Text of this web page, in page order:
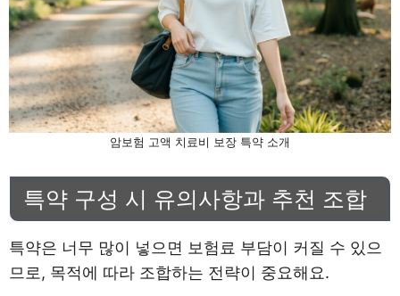
암보험 고액 치료비 보장 특약 소개
특약 구성 시 유의사항과 추천 조합
특약은 너무 많이 넣으면 보험료 부담이 커질 수 있으
므로, 목적에 따라 조합하는 전략이 중요해요.